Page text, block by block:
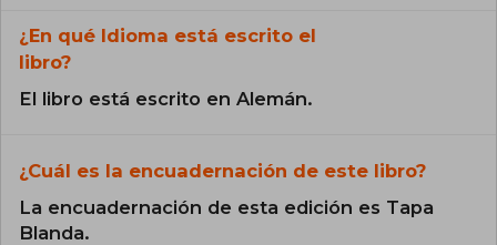
¿En qué Idioma está escrito el
libro?
El libro está escrito en Alemán.
¿Cuál es la encuadernación de este libro?
La encuadernación de esta edición es Tapa
Blanda.